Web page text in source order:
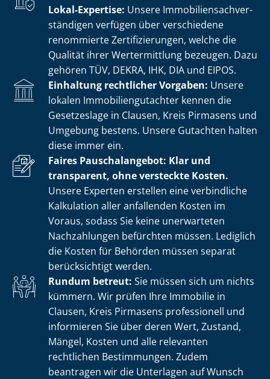
Lokal-Expertise: Unsere Im­mo­bi­li­en­sach­ver­
stän­di­gen verfügen über verschiedene
renommierte Zer­ti­fi­zie­run­gen, welche die
Qualität ihrer Wertermittlung bezeugen. Dazu
gehören TÜV, DEKRA, IHK, DIA und EIPOS.
Einhaltung rechtlicher Vorgaben: Unsere
lokalen Im­mo­bi­li­en­gut­ach­ter kennen die
Gesetzeslage in Clausen, Kreis Pirmasens und
Umgebung bestens. Unsere Gutachten halten
diese immer ein.
Faires Pauschalangebot: Klar und
transparent, ohne versteckte Kosten.
Unsere Experten erstellen eine verbindliche
Kalkulation aller anfallenden Kosten im
Voraus, sodass Sie keine unerwarteten
Nachzahlungen befürchten müssen. Lediglich
die Kosten für Behörden müssen separat
berücksichtigt werden.
Rundum betreut: Sie müssen sich um nichts
kümmern. Wir prüfen Ihre Immobilie in
Clausen, Kreis Pirmasens professionell und
informieren Sie über deren Wert, Zustand,
Mängel, Kosten und alle relevanten
rechtlichen Bestimmungen. Zudem
beantragen wir die Unterlagen auf Wunsch